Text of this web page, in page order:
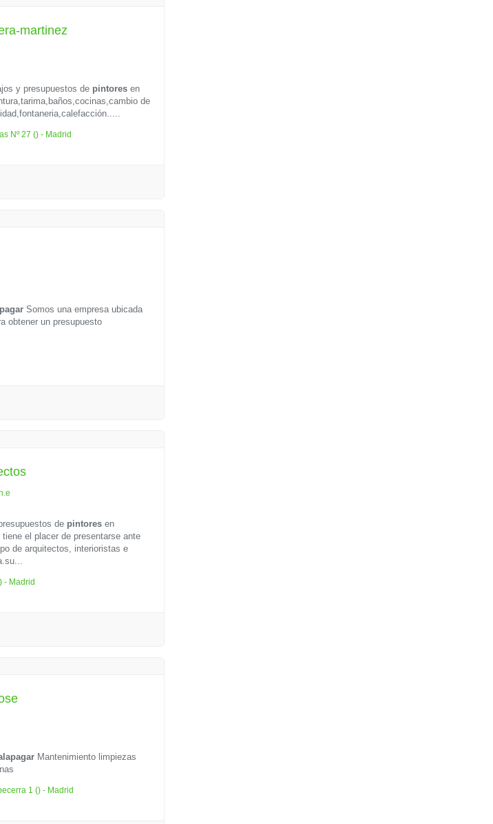
martinez
y presupuestos de pintores en
de
Nº 27 () - Madrid
Somos una empresa ubicada
obtener un presupuesto
de pintores en
el placer de presentarse ante
de arquitectos, interioristas e
- Madrid
Mantenimiento limpiezas
1 () - Madrid